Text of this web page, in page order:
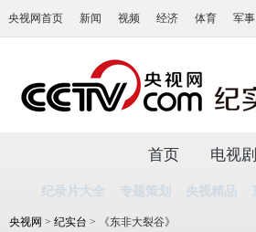
央视网首页 新闻 视频 经济 体育 军事
首页 电视剧
纪录片大全 专题策划 央视精品
央视网 > 纪实台 > 《东非大裂谷》